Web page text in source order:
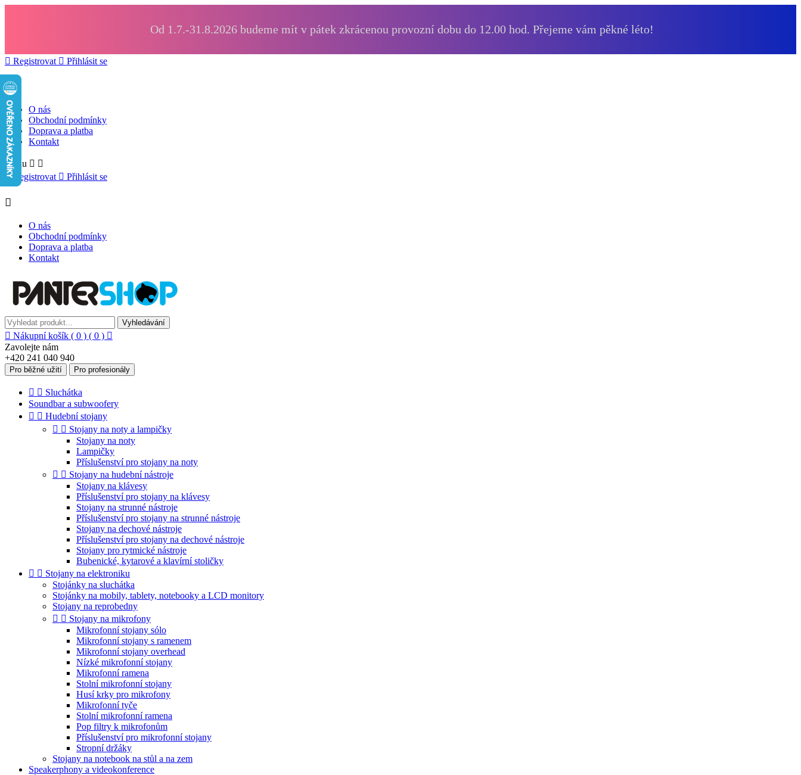
Od 1.7.-31.8.2026 budeme mít v pátek zkrácenou provozní dobu do 12.00 hod. Přejeme vám pěkné léto!
 Registrovat  Přihlásit se

O nás
Obchodní podmínky
Doprava a platba
Kontakt
Menu  

Registrovat  Přihlásit se

O nás
Obchodní podmínky
Doprava a platba
Kontakt
Vyhledávání
 Nákupní košík ( 0 ) ( 0 ) 
Zavolejte nám
+420 241 040 940
Pro běžné užití Pro profesionály
  Sluchátka
Soundbar a subwoofery
  Hudební stojany
  Stojany na noty a lampičky
Stojany na noty
Lampičky
Příslušenství pro stojany na noty
  Stojany na hudební nástroje
Stojany na klávesy
Příslušenství pro stojany na klávesy
Stojany na strunné nástroje
Příslušenství pro stojany na strunné nástroje
Stojany na dechové nástroje
Příslušenství pro stojany na dechové nástroje
Stojany pro rytmické nástroje
Bubenické, kytarové a klavírní stoličky
  Stojany na elektroniku
Stojánky na sluchátka
Stojánky na mobily, tablety, notebooky a LCD monitory
Stojany na reprobedny
  Stojany na mikrofony
Mikrofonní stojany sólo
Mikrofonní stojany s ramenem
Mikrofonní stojany overhead
Nízké mikrofonní stojany
Mikrofonní ramena
Stolní mikrofonní stojany
Husí krky pro mikrofony
Mikrofonní tyče
Stolní mikrofonní ramena
Pop filtry k mikrofonům
Příslušenství pro mikrofonní stojany
Stropní držáky
Stojany na notebook na stůl a na zem
Speakerphony a videokonference